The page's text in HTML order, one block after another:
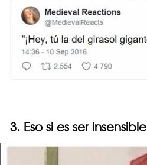
3. Eso si es ser insensible